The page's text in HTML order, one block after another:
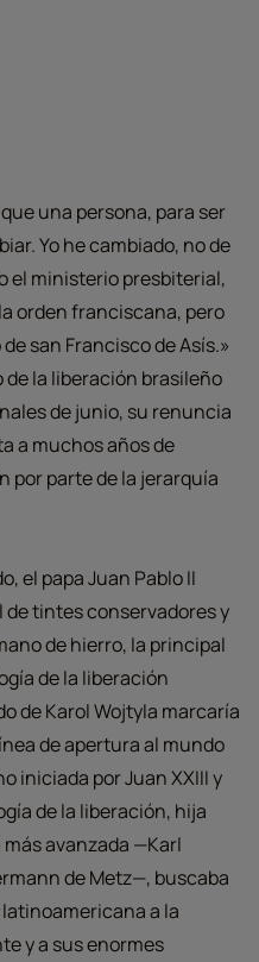
una persona, para ser
Yo he cambiado, no de
el ministerio presbiterial,
orden franciscana, pero
san Francisco de Asís.»
de la liberación brasileño
de junio, su renuncia
a muchos años de
parte de la jerarquía
el papa Juan Pablo II
tintes conservadores y
de hierro, la principal
de la liberación
de Karol Wojtyla marcaría
de apertura al mundo
iniciada por Juan XXIII y
de la liberación, hija
avanzada —Karl
de Metz—, buscaba
a la
y a sus enormes